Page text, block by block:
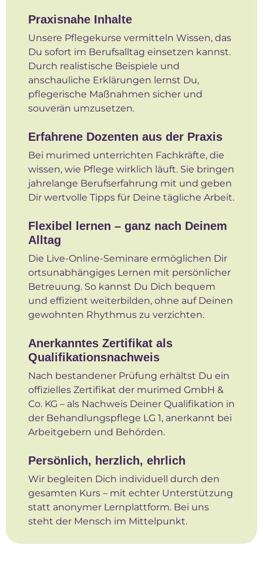
Praxisnahe Inhalte
Unsere Pflegekurse vermitteln Wissen, das
Du sofort im Berufsalltag einsetzen kannst.
Durch realistische Beispiele und
anschauliche Erklärungen lernst Du,
pflegerische Maßnahmen sicher und
souverän umzusetzen.
Erfahrene Dozenten aus der Praxis
Bei murimed unterrichten Fachkräfte, die
wissen, wie Pflege wirklich läuft. Sie bringen
jahrelange Berufserfahrung mit und geben
Dir wertvolle Tipps für Deine tägliche Arbeit.
Flexibel lernen – ganz nach Deinem
Alltag
Die Live-Online-Seminare ermöglichen Dir
ortsunabhängiges Lernen mit persönlicher
Betreuung. So kannst Du Dich bequem
und effizient weiterbilden, ohne auf Deinen
gewohnten Rhythmus zu verzichten.
Anerkanntes Zertifikat als
Qualifikationsnachweis
Nach bestandener Prüfung erhältst Du ein
offizielles Zertifikat der murimed GmbH &
Co. KG – als Nachweis Deiner Qualifikation in
der Behandlungspflege LG 1, anerkannt bei
Arbeitgebern und Behörden.
Persönlich, herzlich, ehrlich
Wir begleiten Dich individuell durch den
gesamten Kurs – mit echter Unterstützung
statt anonymer Lernplattform. Bei uns
steht der Mensch im Mittelpunkt.